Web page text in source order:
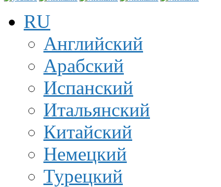
RU
Английский
Арабский
Испанский
Итальянский
Китайский
Немецкий
Турецкий